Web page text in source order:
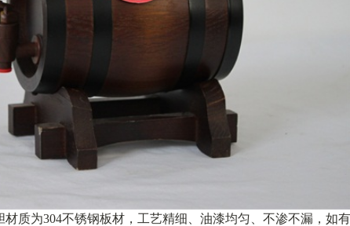
材质为304不锈钢板材，工艺精细、油漆均匀、不渗不漏，如